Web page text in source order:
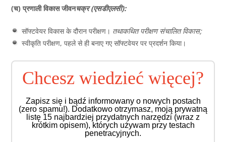
(च) प्रणाली विकास जीवनचक्र (एसडीएलसी):
सॉफ्टवेयर विकास के दौरान परीक्षण। तथाकथित परीक्षण संचालित विकास;
स्वीकृति परीक्षण, पहले से ही बनाए गए सॉफ्टवेयर पर प्रदर्शन किया।
Chcesz wiedzieć więcej?
Zapisz się i bądź informowany o nowych postach
(zero spamu!). Dodatkowo otrzymasz, moją prywatną
listę 15 najbardziej przydatnych narzędzi (wraz z
krótkim opisem), których używam przy testach
penetracyjnych.